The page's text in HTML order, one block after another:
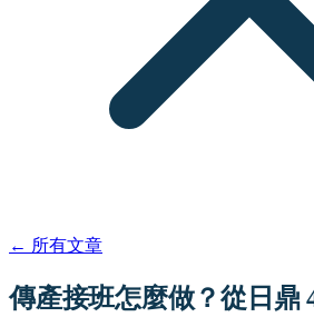
← 所有文章
傳產接班怎麼做？從日鼎